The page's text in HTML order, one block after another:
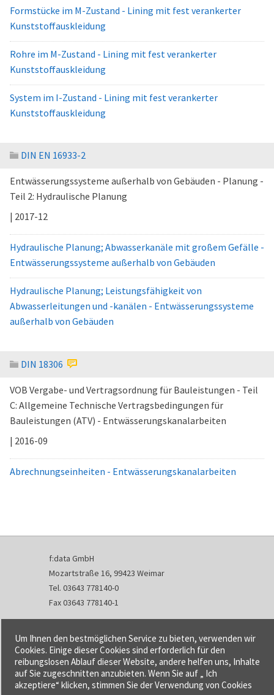
Formstücke im M-Zustand - Lining mit fest verankerter
Kunststoffauskleidung
Rohre im M-Zustand - Lining mit fest verankerter
Kunststoffauskleidung
System im I-Zustand - Lining mit fest verankerter
Kunststoffauskleidung
DIN EN 16933-2
Entwässerungssysteme außerhalb von Gebäuden - Planung -
Teil 2: Hydraulische Planung
| 2017-12
Hydraulische Planung; Abwasserkanäle mit großem Gefälle -
Entwässerungssysteme außerhalb von Gebäuden
Hydraulische Planung; Leistungsfähigkeit von
Abwasserleitungen und -kanälen - Entwässerungssysteme
außerhalb von Gebäuden
DIN 18306
VOB Vergabe- und Vertragsordnung für Bauleistungen - Teil
C: Allgemeine Technische Vertragsbedingungen für
Bauleistungen (ATV) - Entwässerungskanalarbeiten
| 2016-09
Abrechnungseinheiten - Entwässerungskanalarbeiten
f:data GmbH
Mozartstraße 16, 99423 Weimar
Tel. 03643 778140-0
Fax 03643 778140-1
info@fdata.de
Kontakt
Impressum
Datenschutzerklärung
Urheberrecht und Haftung
Um Ihnen den bestmöglichen Service zu bieten, verwenden wir
Cookies. Einige dieser Cookies sind erforderlich für den
reibungslosen Ablauf dieser Website, andere helfen uns, Inhalte
auf Sie zugeschnitten anzubieten. Wenn Sie auf „ Ich
akzeptiere“ klicken, stimmen Sie der Verwendung von Cookies